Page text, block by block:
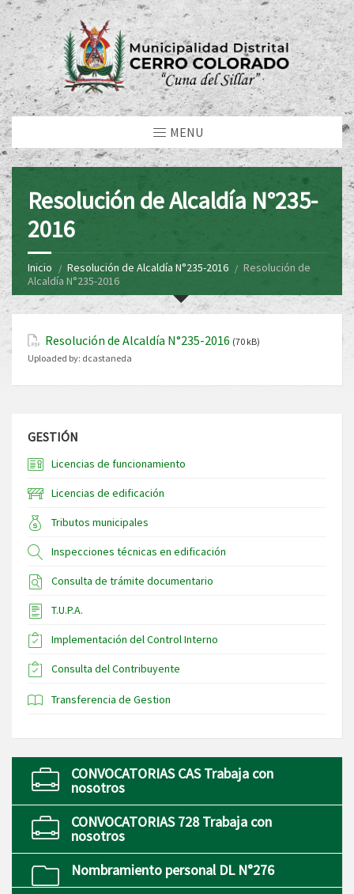
MENU
Resolución de Alcaldía N°235-
2016
Inicio Resolución de Alcaldía N°235-2016
Resolución de
Alcaldía N°235-2016
Resolución de Alcaldía N°235-2016 (70 kB)
Uploaded by: dcastaneda
GESTIÓN
Licencias de funcionamiento
Licencias de edificación
Tributos municipales
Inspecciones técnicas en edificación
Consulta de trámite documentario
T.U.P.A.
Implementación del Control Interno
Consulta del Contribuyente
Transferencia de Gestion
CONVOCATORIAS CAS Trabaja con
nosotros
CONVOCATORIAS 728 Trabaja con
nosotros
Nombramiento personal DL N°276